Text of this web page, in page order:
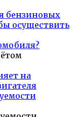
бензиновых
осуществить
на